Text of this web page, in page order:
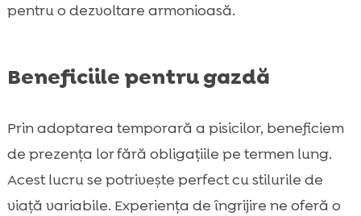
pentru o dezvoltare armonioasă.
Beneficiile pentru gazdă
Prin adoptarea temporară a pisicilor, beneficiem
de prezența lor fără obligațiile pe termen lung.
Acest lucru se potrivește perfect cu stilurile de
viață variabile. Experiența de îngrijire ne oferă o